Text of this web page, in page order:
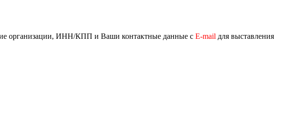
организации, ИНН/КПП и Ваши контактные данные с Е-mail для выставления